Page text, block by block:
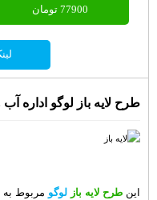
77900 تومان
طرح لایه باز لوگو اداره
اینطرح لایه باز لوگو مربوط به